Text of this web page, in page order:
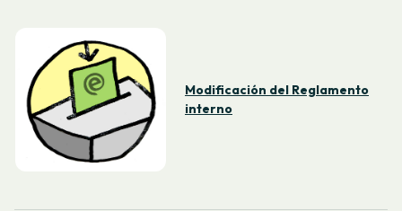
Modificación del Reglamento
interno